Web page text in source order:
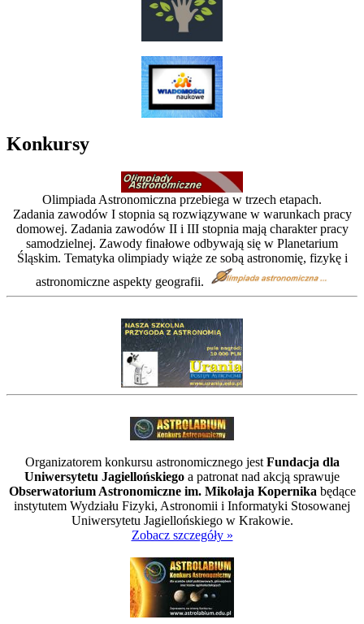
Konkursy
Olimpiada Astronomiczna przebiega w trzech etapach.
Zadania zawodów I stopnia są rozwiązywane w warunkach pracy
domowej. Zadania zawodów II i III stopnia mają charakter pracy
samodzielnej. Zawody finałowe odbywają się w Planetarium
Śląskim. Tematyka olimpiady wiąże ze sobą astronomię, fizykę i
astronomiczne aspekty geografii.
Organizatorem konkursu astronomicznego jestFundacja dla
Uniwersytetu Jagiellońskiego a patronat nad akcją sprawuje
Obserwatorium Astronomiczne im. Mikołaja Kopernikabędące
instytutem Wydziału Fizyki, Astronomii i Informatyki Stosowanej
Uniwersytetu Jagiellońskiego w Krakowie.
Zobacz szczegóły »